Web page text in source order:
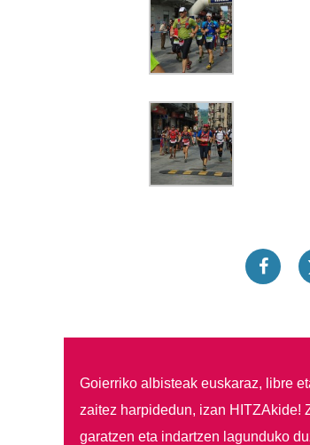
Goierriko albisteak euskaraz, libre
zaitez harpidedun, izan HITZAkide!
garatzen eta indartzen lagunduko